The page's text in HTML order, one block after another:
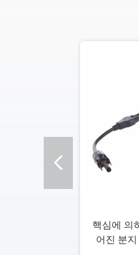
OEM XLPE는
어진 케이블에